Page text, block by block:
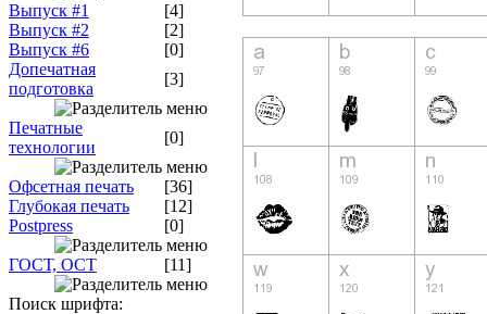
Выпуск #1
[4]
Выпуск #2
[2]
Выпуск #6
[0]
Допечатная
подготовка
[3]
Печатные
технологии
[0]
Офсетная печать
[36]
Глубокая печать
[12]
Postpress
[0]
ГОСТ, ОСТ [11]
Поиск шрифта: